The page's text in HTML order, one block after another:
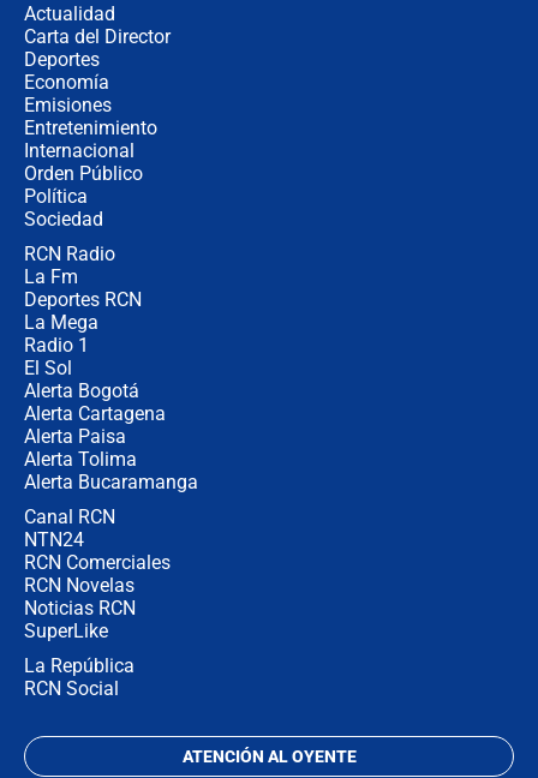
Actualidad
Carta del Director
Deportes
Economía
Emisiones
Entretenimiento
Internacional
Orden Público
Política
Sociedad
RCN Radio
La Fm
Deportes RCN
La Mega
Radio 1
El Sol
Alerta Bogotá
Alerta Cartagena
Alerta Paisa
Alerta Tolima
Alerta Bucaramanga
Canal RCN
NTN24
RCN Comerciales
RCN Novelas
Noticias RCN
SuperLike
La República
RCN Social
ATENCIÓN AL OYENTE